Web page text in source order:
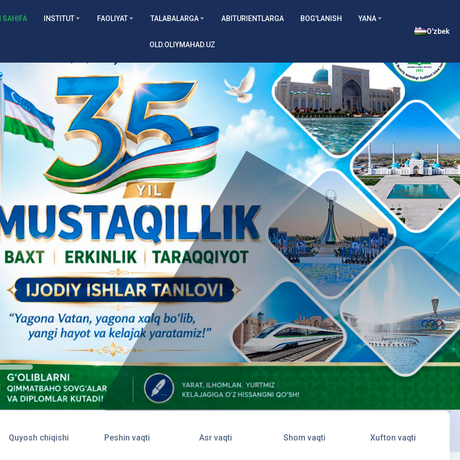
SAHIFA INSTITUT FAOLIYAT TALABALARGA ABITURIENTLARGA BOG'LANISH YANA
OLD.OLIYMAHAD.UZ
O'zbek
Quyosh chiqishi Peshin vaqti Asr vaqti Shom vaqti Xufton vaqti